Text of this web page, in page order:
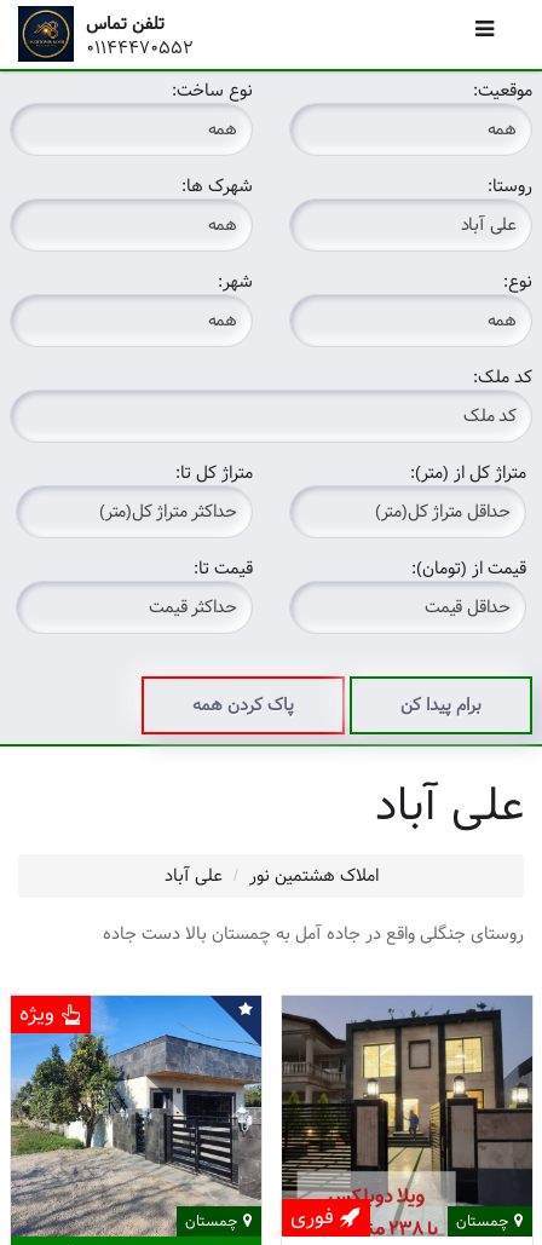
تلفن تماس
01144470552
نوع ساخت:
موقعیت:
شهرک ها: روستا:
شهر: نوع:
کد ملک:
متراژ کل از (متر): متراژ کل تا:
قیمت از (تومان): قیمت تا:
برام پیدا کن پاک کردن همه
علی آباد
املاک هشتمین نور
علی آباد
روستای جنگلی واقع در جاده آمل به چمستان بالا دست جاده
چمستان فوری چمستان
ویژه